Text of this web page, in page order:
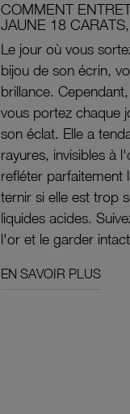
COMMENT
JAUNE 18
Le jour où vous
bijou de son écrin,
brillance.
vous portez chaque
son éclat. Elle a
rayures, invisibles à
refléter parfaitement
ternir si elle est trop
liquides acides.
l'or et le garder
EN SAVOIR PLUS